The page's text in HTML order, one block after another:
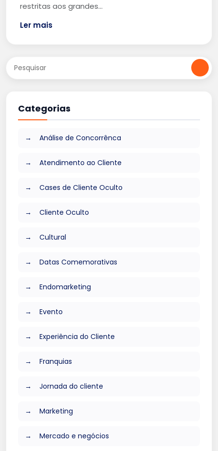
restritas aos grandes…
Ler mais
Categorias
Análise de Concorrênca
Atendimento ao Cliente
Cases de Cliente Oculto
Cliente Oculto
Cultural
Datas Comemorativas
Endomarketing
Evento
Experiência do Cliente
Franquias
Jornada do cliente
Marketing
Mercado e negócios